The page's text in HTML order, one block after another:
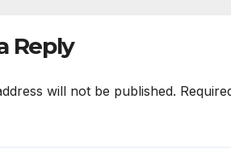
Reply
will not be published.